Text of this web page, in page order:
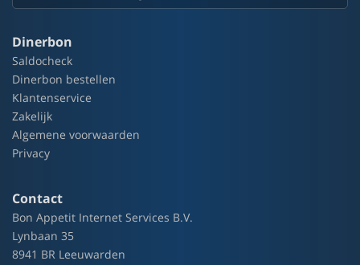
Dinerbon
Saldocheck
Dinerbon bestellen
Klantenservice
Zakelijk
Algemene voorwaarden
Privacy
Contact
Bon Appetit Internet Services B.V.
Lynbaan 35
8941 BR Leeuwarden